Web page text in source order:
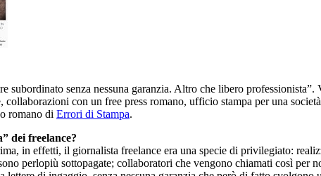
subordinato senza nessuna garanzia. Altro che libero
collaborazioni con un free press romano, ufficio stampa per una
romano di Errori di Stampa.
dei freelance?
in effetti, il giornalista freelance era una specie di privilegiato:
perlopiù sottopagate; collaboratori che vengono chiamati così